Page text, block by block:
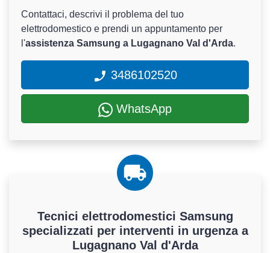
Contattaci, descrivi il problema del tuo
elettrodomestico e prendi un appuntamento per
l'assistenza Samsung a Lugagnano Val d'Arda.
3486102520
WhatsApp
Tecnici elettrodomestici Samsung
specializzati per interventi in urgenza a
Lugagnano Val d'Arda